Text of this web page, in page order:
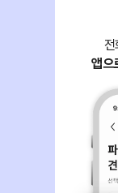
전
앱으